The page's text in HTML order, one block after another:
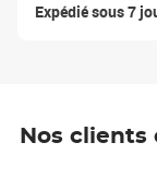
Expédié sous 7
Nos